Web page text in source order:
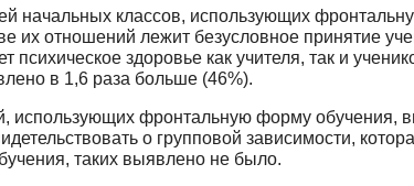
начальных классов, использующих
их отношений лежит безусловное принятие
здоровье как учителя, так и
в 1,6 раза больше (46%).
использующих фронтальную форму обучения,
о групповой зависимости,
таких выявлено не было.